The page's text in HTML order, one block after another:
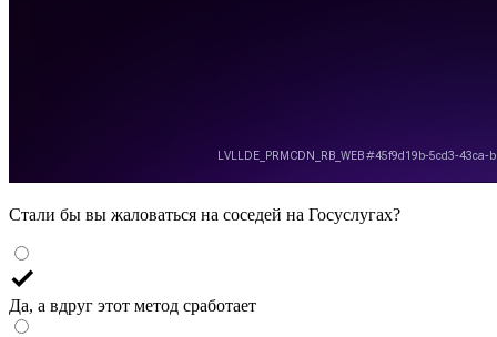
Стали бы вы жаловаться на соседей на Госуслугах?
Да, а вдруг этот метод сработает